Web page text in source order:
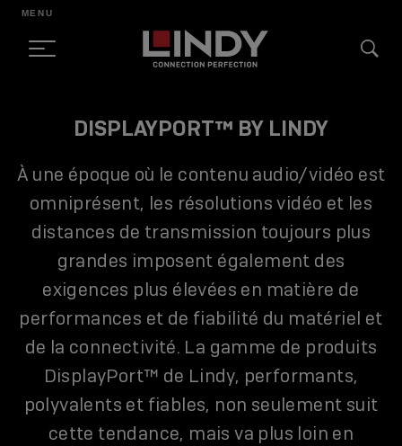
MENU
DISPLAYPORT™ BY LINDY
À une époque où le contenu audio/vidéo est
omniprésent, les résolutions vidéo et les
distances de transmission toujours plus
grandes imposent également des
exigences plus élevées en matière de
performances et de fiabilité du matériel et
de la connectivité. La gamme de produits
DisplayPort™ de Lindy, performants,
polyvalents et fiables, non seulement suit
cette tendance, mais va plus loin en